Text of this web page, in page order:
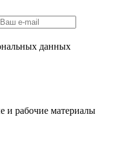
данных
и рабочие материалы